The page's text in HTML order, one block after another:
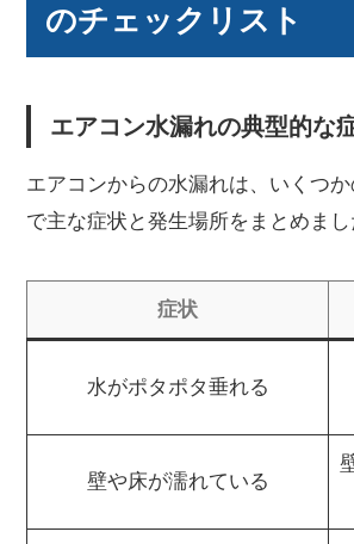
のチェックリスト
エアコン水漏れの典型的な
エアコンからの水漏れは、いくつ
で主な症状と発生場所をまとめまし
症状
水がポタポタ垂れる
壁や床が濡れている